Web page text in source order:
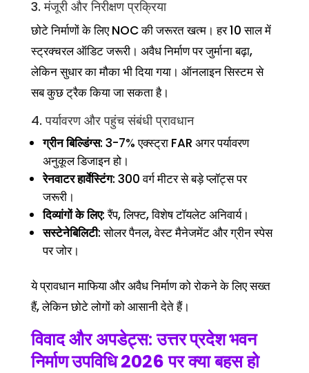
3. मंजूरी और निरीक्षण प्रक्रिया
छोटे निर्माणों के लिए NOC की जरूरत खत्म। हर 10 साल में
स्ट्रक्चरल ऑडिट जरूरी। अवैध निर्माण पर जुर्माना बढ़ा,
लेकिन सुधार का मौका भी दिया गया। ऑनलाइन सिस्टम से
सब कुछ ट्रैक किया जा सकता है।
4. पर्यावरण और पहुंच संबंधी प्रावधान
ग्रीन बिल्डिंग्स: 3-7% एक्स्ट्रा FAR अगर पर्यावरण
अनुकूल डिजाइन हो।
रेनवाटर हार्वेस्टिंग: 300 वर्ग मीटर से बड़े प्लॉट्स पर
जरूरी।
दिव्यांगों के लिए: रैंप, लिफ्ट, विशेष टॉयलेट अनिवार्य।
सस्टेनेबिलिटी: सोलर पैनल, वेस्ट मैनेजमेंट और ग्रीन स्पेस
पर जोर।
ये प्रावधान माफिया और अवैध निर्माण को रोकने के लिए सख्त
हैं, लेकिन छोटे लोगों को आसानी देते हैं।
विवाद और अपडेट्स:उत्तर प्रदेश भवन
निर्माण उपविधि 2026पर क्या बहस हो